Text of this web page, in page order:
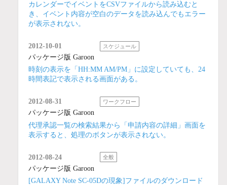
カレンダーでイベントをCSVファイルから読み込むと
き、イベント内容が空白のデータを読み込んでもエラー
が表示されない。
2012-10-01 スケジュール
パッケージ版 Garoon
時刻の表示を「HH:MM AM/PM」に設定していても、24
時間表記で表示される画面がある。
2012-08-31 ワークフロー
パッケージ版 Garoon
代理承認一覧の検索結果から「申請内容の詳細」画面を
表示すると、処理のボタンが表示されない。
2012-08-24 全般
パッケージ版 Garoon
[GALAXY Note SC-05Dの現象]ファイルのダウンロード